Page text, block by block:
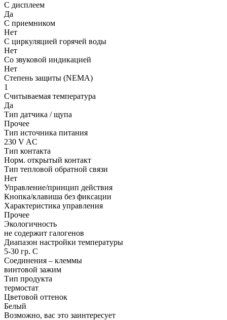
С дисплеем
Да
С приемником
Нет
С циркуляцией горячей воды
Нет
Со звуковой индикацией
Нет
Степень защиты (NEMA)
1
Считываемая температура
Да
Тип датчика / щупа
Прочее
Тип источника питания
230 V AC
Тип контакта
Норм. открытый контакт
Тип тепловой обратной связи
Нет
Управление/принцип действия
Кнопка/клавиша без фиксации
Характеристика управления
Прочее
Экологичность
не содержит галогенов
Диапазон настройки температуры
5-30 гр. C
Соединения – клеммы
винтовой зажим
Тип продукта
термостат
Цветовой оттенок
Белый
Возможно, вас это заинтересует